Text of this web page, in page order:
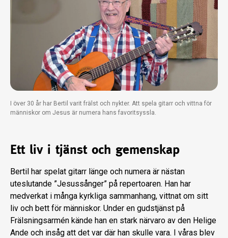
I över 30 år har Bertil varit frälst och nykter. Att spela gitarr och vittna för
människor om Jesus är numera hans favoritsyssla.
Ett liv i tjänst och gemenskap
Bertil har spelat gitarr länge och numera är nästan
uteslutande ”Jesussånger” på reper­toaren. Han har
medverkat i många kyrk­liga sammanhang, vittnat om sitt
liv och bett för människor. Under en gudstjänst på
Frälsningsarmén kände han en stark närva­ro av den Helige
Ande och insåg att det var där han skulle vara. I våras blev